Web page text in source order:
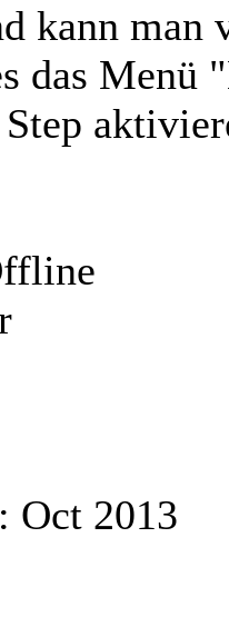
kann man
das
Oct 2013